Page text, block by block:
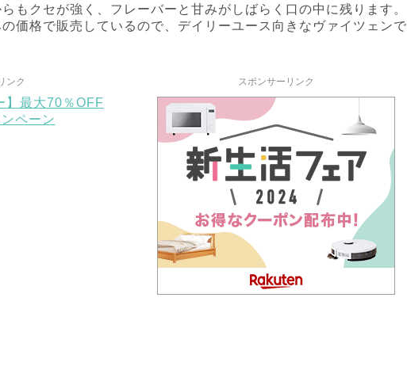
もクセが強く、フレーバーと甘みがしばらく口の中に残ります。
価格で販売しているので、デイリーユース向きなヴァイツェンで
ンク
】最大70％OFF
ペーン
スポンサーリンク